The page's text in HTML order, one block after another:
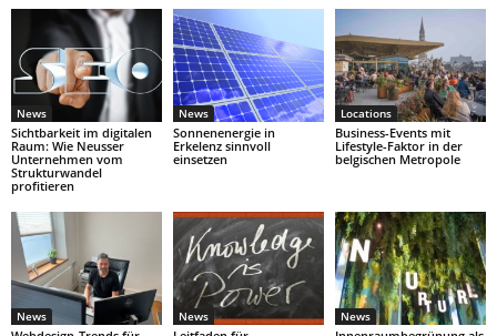
News
Sichtbarkeit im digitalen
Raum: Wie Neusser
Unternehmen vom
Strukturwandel
profitieren
News
Sonnenenergie in
Erkelenz sinnvoll
einsetzen
Locations
Business-Events mit
Lifestyle-Faktor in der
belgischen Metropole
News News News